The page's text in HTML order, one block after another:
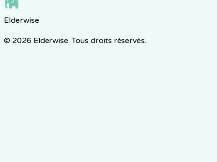
Elderwise
© 2026 Elderwise. Tous droits réservés.